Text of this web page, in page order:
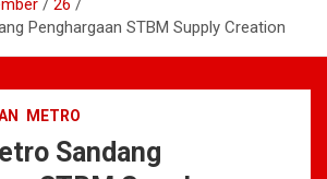
26
Penghargaan STBM Supply Creation
METRO
Sandang